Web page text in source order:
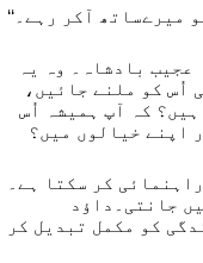
میرےساتھ آکر رہے۔‘‘
بادشاہ۔ وہ یہ
اُس کو ملنے جائیں،
کہ آپ ہمیشہ اُس
اپنے خیالوں میں؟
کر سکتا ہے۔
جانتی۔داؤد
کو مکمل تبدیل کر